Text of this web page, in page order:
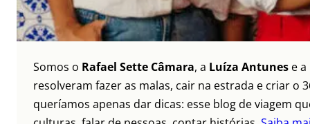
Somos o Rafael Sette Câmara, a Luíza Antunes e a
resolveram fazer as malas, cair na estrada e criar o
queríamos apenas dar dicas: esse blog de viagem